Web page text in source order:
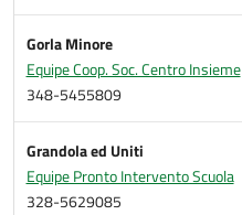
Gorla Minore
Equipe Coop. Soc. Centro Insieme
348-5455809
Grandola ed Uniti
Equipe Pronto Intervento Scuola
328-5629085